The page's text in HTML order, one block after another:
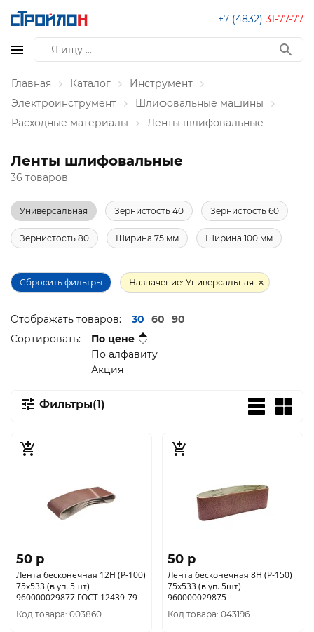
+7 (4832) 31-77-77
Главная Каталог
Инструмент
Электроинструмент
Шлифовальные машины
Расходные материалы
Ленты шлифовальные
Ленты шлифовальные
36 товаров
Универсальная Зернистость 40 Зернистость 60
Зернистость 80 Ширина 75 мм Ширина 100 мм
Сбросить фильтры Назначение: Универсальная
Отображать товаров: 30 60
90
Сортировать:
По цене
По алфавиту
Акция
Фильтры(1)
50 p
Лента бесконечная 12H (P-100)
75x533 (в уп. 5шт)
960000029877 ГОСТ 12439-79
Код товара: 003860
50 p
Лента бесконечная 8H (P-150)
75x533 (в уп. 5шт)
960000029875
Код товара: 043196